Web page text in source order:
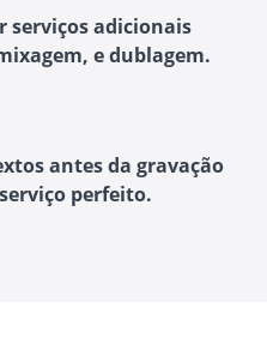
serviços adicionais
e dublagem.
antes da gravação
perfeito.